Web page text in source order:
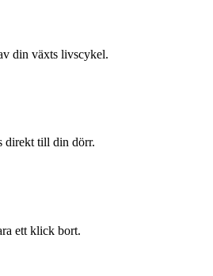
din växts livscykel.
direkt till din dörr.
ett klick bort.